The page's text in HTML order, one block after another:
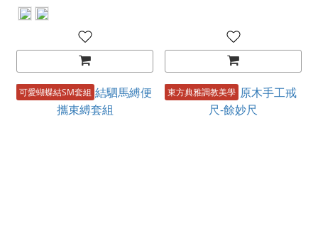
可愛蝴蝶結SM套組 東方典雅調教美學